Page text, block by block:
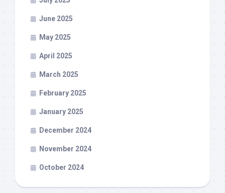
June 2025
May 2025
April 2025
March 2025
February 2025
January 2025
December 2024
November 2024
October 2024